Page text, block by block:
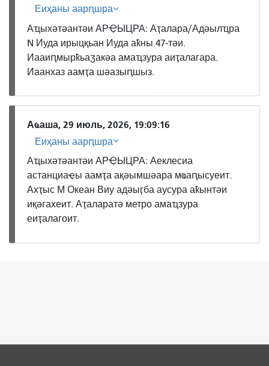
Еиҳаны аарԥшра
Аҵыхәтәантәи АРҾЫЦРА: Аҭалара/Адәылҵра
N ​​Иуда ирыцқьан Иуда аҟны 47-тәи.
Иааиԥмырҟьаӡакәа амаҵзура аиҭалагара.
Иаанхаз аамҭа шәазыԥшыз.
Аҩаша, 29 июль, 2026, 19:09:16
Еиҳаны аарԥшра
Аҵыхәтәантәи АРҾЫЦРА: Аеклесиа
астанциаҿы аамҭа ақәымшәара мҩаԥысуеит.
Ахҭыс М Океан Виу адәыӷба аусура аҟынтәи
иқәгахеит. Аҭаларатә метро амаҵзура
еиҭалагоит.